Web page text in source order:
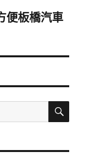
便板橋汽車
搜